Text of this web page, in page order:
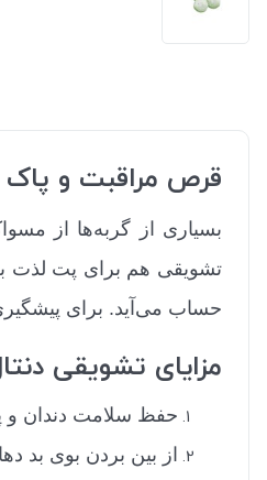
قرص مراقبت و
بسیاری از گربه‌ها از
تشویقی هم برای پت لذت
حساب می‌آید. برای پیشگیری از پلاک
مزایای تشویقی
حفظ سلامت دندان و
از بین بردن بوی بد